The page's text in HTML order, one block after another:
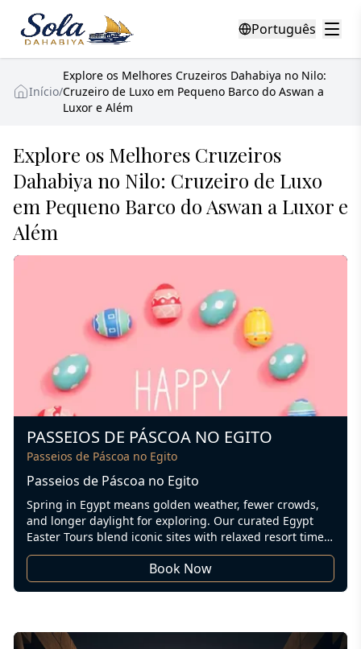
Português
Início/
Explore os Melhores Cruzeiros Dahabiya no Nilo:
Cruzeiro de Luxo em Pequeno Barco do Aswan a
Luxor e Além
Explore os Melhores Cruzeiros
Dahabiya no Nilo: Cruzeiro de Luxo
em Pequeno Barco do Aswan a Luxor e
Além
PASSEIOS DE PÁSCOA NO EGITO
Passeios de Páscoa no Egito
Passeios de Páscoa no Egito
Spring in Egypt means golden weather, fewer crowds,
and longer daylight for exploring. Our curated Egypt
Easter Tours blend iconic sites with relaxed resort time
and Nile cruising—perfect for couples, families, and
small groups looking for a memorable Egypt Easter
Break. Whether you want a culture-rich city break, a chill
Book Now